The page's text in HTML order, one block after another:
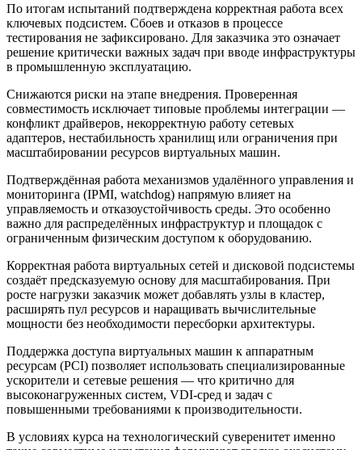
По итогам испытаний подтверждена корректная работа всех
ключевых подсистем. Сбоев и отказов в процессе
тестирования не зафиксировано. Для заказчика это означает
решение критически важных задач при вводе инфраструктуры
в промышленную эксплуатацию.
Снижаются риски на этапе внедрения. Проверенная
совместимость исключает типовые проблемы интеграции —
конфликт драйверов, некорректную работу сетевых
адаптеров, нестабильность хранилищ или ограничения при
масштабировании ресурсов виртуальных машин.
Подтверждённая работа механизмов удалённого управления и
мониторинга (IPMI, watchdog) напрямую влияет на
управляемость и отказоустойчивость среды. Это особенно
важно для распределённых инфраструктур и площадок с
ограниченным физическим доступом к оборудованию.
Корректная работа виртуальных сетей и дисковой подсистемы
создаёт предсказуемую основу для масштабирования. При
росте нагрузки заказчик может добавлять узлы в кластер,
расширять пул ресурсов и наращивать вычислительные
мощности без необходимости пересборки архитектуры.
Поддержка доступа виртуальных машин к аппаратным
ресурсам (PCI) позволяет использовать специализированные
ускорители и сетевые решения — что критично для
высоконагруженных систем, VDI-сред и задач с
повышенными требованиями к производительности.
В условиях курса на технологический суверенитет именно